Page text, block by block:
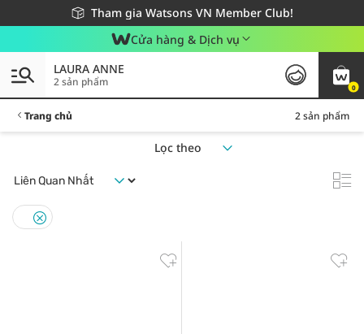
Tham gia Watsons VN Member Club!
Miễn phí giao hàng cho đơn hàng từ 249,000Đ
Giao hàng nhanh 24h - Áp dụng khu vực TP. Hồ Chí Minh
Cửa hàng & Dịch vụ
0
LAURA ANNE
2 sản phẩm
Trang chủ 2 sản phẩm
Lọc theo